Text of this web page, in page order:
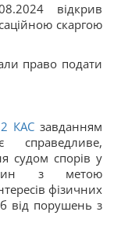
відкрив
скаргою
право подати
2 КАС завданням
справедливе,
судом спорів у
з метою
фізичних
від порушень з